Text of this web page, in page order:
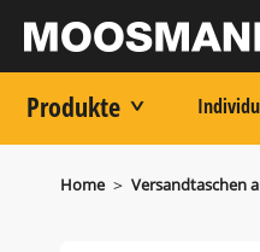
Produkte
Home > Versandtaschen